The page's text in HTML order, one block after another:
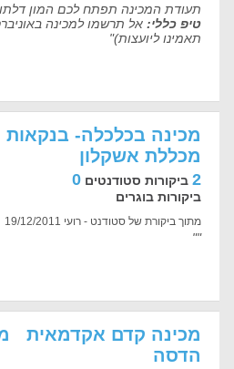
תעודת המכינה תפתח לכם המון
טיפ כללי: אל תרשמו למכינה
תאמינו ליועצות)"
מכינה בכלכלה- בנקאות
מכללת אשקלון
2 ביקורות סטודנטים 0
ביקורות בוגרים
מתוך ביקורת של סטודנט - רועי 19/12/2011
""
מכינה קדם אקדמאית
הדסה